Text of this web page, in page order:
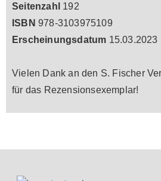
Seitenzahl 192
ISBN 978-3103975109
Erscheinungsdatum 15.03.2023
Vielen Dank an den S. Fischer
für das Rezensionsexemplar!